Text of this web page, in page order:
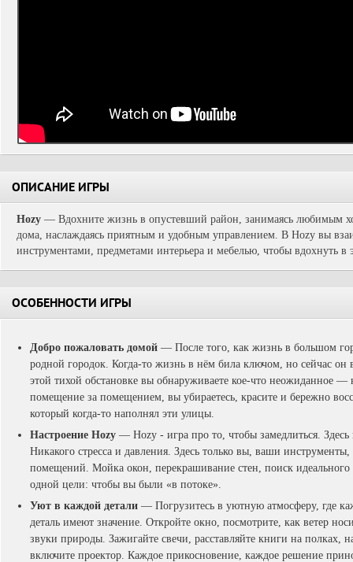
ОПИСАНИЕ ИГРЫ
Hozy — Вдохните жизнь в опустевший район, занимаясь любимым
дома, наслаждаясь приятным и удобным управлением. В Hozy вы
инструментами, предметами интерьера и мебелью, чтобы вдохнуть в
ОСОБЕННОСТИ ИГРЫ
Добро пожаловать домой — После того, как жизнь в большом
родной городок. Когда-то жизнь в нём била ключом, но сейчас
этой тихой обстановке вы обнаруживаете кое-что неожиданное —
помещение за помещением, вы убираетесь, красите и бережно
который когда-то наполнял эти улицы.
Настроение Hozy — Hozy - игра про то, чтобы замедлиться.
Никакого стресса и давления. Здесь только вы, ваши
помещений. Мойка окон, перекрашивание стен, поиск идеального
одной цели: чтобы вы были «в потоке».
Уют в каждой детали — Погрузитесь в уютную атмосферу, где
деталь имеют значение. Откройте окно, посмотрите, как ветер
звуки природы. Зажигайте свечи, расставляйте книги на полках,
включите проектор. Каждое прикосновение, каждое решение